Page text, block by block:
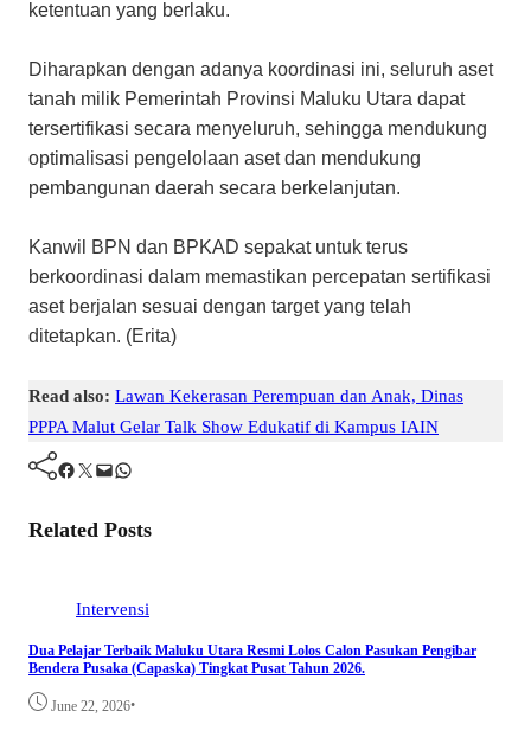
ketentuan yang berlaku.
Diharapkan dengan adanya koordinasi ini, seluruh aset
tanah milik Pemerintah Provinsi Maluku Utara dapat
tersertifikasi secara menyeluruh, sehingga mendukung
optimalisasi pengelolaan aset dan mendukung
pembangunan daerah secara berkelanjutan.
Kanwil BPN dan BPKAD sepakat untuk terus
berkoordinasi dalam memastikan percepatan sertifikasi
aset berjalan sesuai dengan target yang telah
ditetapkan. (Erita)
Read also: Lawan Kekerasan Perempuan dan Anak, Dinas
PPPA Malut Gelar Talk Show Edukatif di Kampus IAIN
Facebook Twitter Mail WhatsApp
Related Posts
Intervensi
Dua Pelajar Terbaik Maluku Utara Resmi Lolos Calon Pasukan Pengibar
Bendera Pusaka (Capaska) Tingkat Pusat Tahun 2026.
June 22, 2026•